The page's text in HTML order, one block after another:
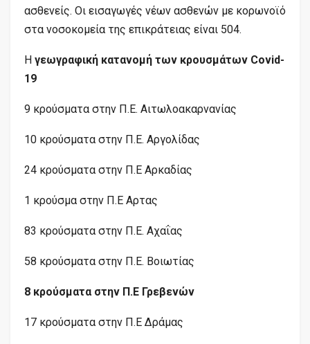
ασθενείς. Οι εισαγωγές νέων ασθενών με κορωνοϊό
στα νοσοκομεία της επικράτειας είναι 504.
Η γεωγραφική κατανομή των κρουσμάτων Covid-
19
9 κρούσματα στην Π.Ε. Αιτωλοακαρνανίας
10 κρούσματα στην Π.Ε. Αργολίδας
24 κρούσματα στην Π.Ε Αρκαδίας
1 κρούσμα στην Π.Ε Αρτας
83 κρούσματα στην Π.Ε. Αχαΐας
58 κρούσματα στην Π.Ε. Βοιωτίας
8 κρούσματα στην Π.Ε Γρεβενών
17 κρούσματα στην Π.Ε Δράμας